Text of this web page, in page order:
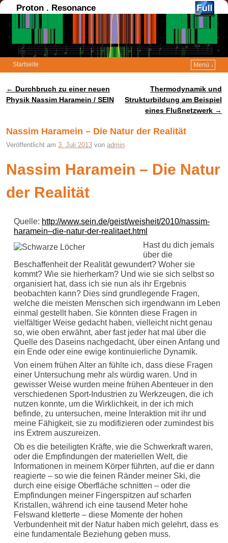
Proton . Resonance
Startseite Menü ↓
Artikelnavigation
← Durchbruch zu einer neuen
Physik Nassim Haramein / SEIN
Thermodynamik und
Strukturbildung am Beispiel
eines Flußnetzwerk →
Nassim Haramein – Die Natur der Realität
Veröffentlicht am 3. Juli 2013 von admin
Nassim Haramein – Die Natur
der Realität
Quelle: http://www.sein.de/geist/weisheit/2010/nassim-
haramein–die-natur-der-realitaet.html
Hast du dich jemals
über die
Beschaffenheit der Realität gewundert? Woher sie
kommt? Wie sie hierherkam? Und wie sie sich selbst so
organisiert hat, dass ich sie nun als ihr Ergebnis
beobachten kann? Dies sind grundlegende Fragen,
welche die meisten Menschen sich irgendwann im Leben
einmal gestellt haben. Sie könnten diese Fragen in
vielfältiger Weise gedacht haben, vielleicht nicht genau
so, wie oben erwähnt, aber fast jeder hat mal über die
Quelle des Daseins nachgedacht, über einen Anfang und
ein Ende oder eine ewige kontinuierliche Dynamik.
Von einem frühen Alter an fühlte ich, dass diese Fragen
einer Untersuchung mehr als würdig waren. Und in
gewisser Weise wurden meine frühen Abenteuer in den
verschiedenen Sport-Industrien zu Werkzeugen, die ich
nutzen konnte, um die Wirklichkeit, in der ich mich
befinde, zu untersuchen, meine Interaktion mit ihr und
meine Fähigkeit, sie zu modifizieren oder zumindest bis
ins Extrem auszureizen.
Ob es die beteiligten Kräfte, wie die Schwerkraft waren,
oder die Empfindungen der materiellen Welt, die
Informationen in meinem Körper führten, auf die er dann
reagierte – so wie die feinen Ränder meiner Ski, die
durch eine eisige Oberfläche schnitten – oder die
Empfindungen meiner Fingerspitzen auf scharfen
Kristallen, während ich eine tausend Meter hohe
Felswand kletterte – diese Momente der hohen
Verbundenheit mit der Natur haben mich gelehrt, dass es
eine fundamentale Beziehung geben muss.